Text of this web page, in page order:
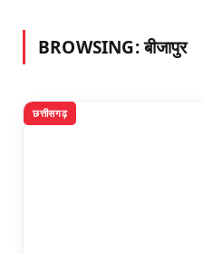
BROWSING:बीजापुर
छत्तीसगढ़